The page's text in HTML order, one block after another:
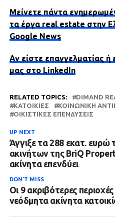
Μείνετε πάντα
τα έργα real estate στην
Google News
Αν είστε επαγγελματίας ή
μας στο LinkedIn
RELATED TOPICS: DIMAND
ΚΑΤΟΙΚΊΕΣ
ΚΟΙΝΩΝΙΚΉ
ΟΙΚΙΣΤΙΚΈΣ ΕΠΕΝΔΎΣΕΙΣ
UP NEXT
Άγγιξε τα 288 εκατ. ευρώ
ακινήτων της BriQ
ακίνητα επενδύει
DON'T MISS
Οι 9 ακριβότερες
νεόδμητα ακίνητα